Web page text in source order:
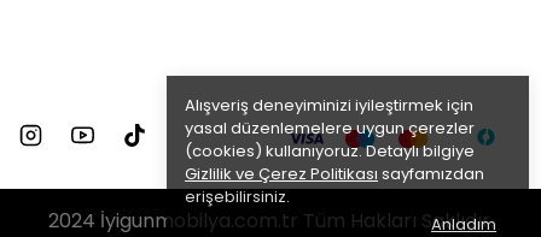
Alışveriş deneyiminizi iyileştirmek için
yasal düzenlemelere uygun çerezler
(cookies) kullanıyoruz. Detaylı bilgiye
Gizlilik ve Çerez Politikası sayfamızdan
erişebilirsiniz.
Anladım
2024 İyigunmobilya.com.tr Tüm Hakları Saklıdır.